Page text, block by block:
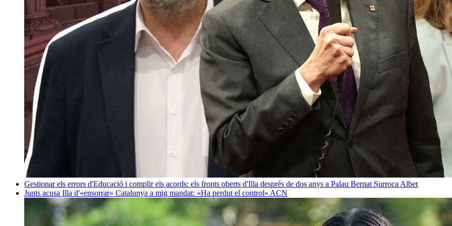
Gestionar els errors d'Educació i complir els acords: els fronts oberts d'Illa després de dos anys a Palau Bernat Surroca Albet
Junts acusa Illa d'«ensorrar» Catalunya a mig mandat: «Ha perdut el control» ACN